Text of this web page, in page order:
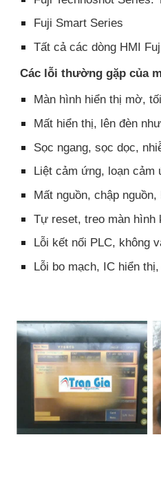
Fuji Smart Series
Tất cả các dòng HMI
Các lỗi thường gặp của
Màn hình hiển thị mờ,
Mất hiển thị, lên đèn
Sọc ngang, sọc dọc,
Liệt cảm ứng, loạn cảm
Mất nguồn, chập
Tự reset, treo màn hình
Lỗi kết nối PLC, không
Lỗi bo mạch, IC hiển